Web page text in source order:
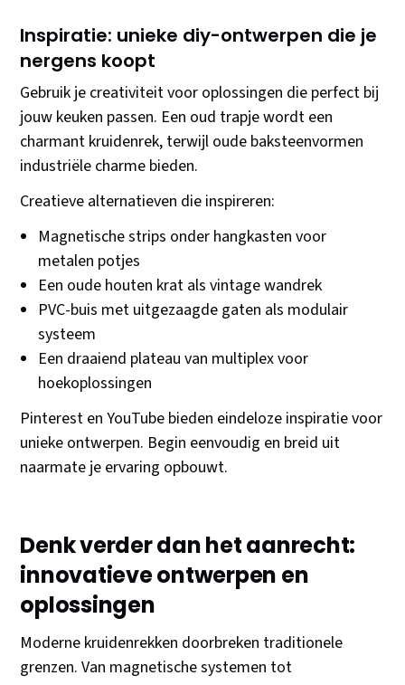
Inspiratie: unieke diy-ontwerpen die je
nergens koopt
Gebruik je creativiteit voor oplossingen die perfect bij
jouw keuken passen. Een oud trapje wordt een
charmant kruidenrek, terwijl oude baksteenvormen
industriële charme bieden.
Creatieve alternatieven die inspireren:
Magnetische strips onder hangkasten voor
metalen potjes
Een oude houten krat als vintage wandrek
PVC-buis met uitgezaagde gaten als modulair
systeem
Een draaiend plateau van multiplex voor
hoekoplossingen
Pinterest en YouTube bieden eindeloze inspiratie voor
unieke ontwerpen. Begin eenvoudig en breid uit
naarmate je ervaring opbouwt.
Denk verder dan het aanrecht:
innovatieve ontwerpen en
oplossingen
Moderne kruidenrekken doorbreken traditionele
grenzen. Van magnetische systemen tot